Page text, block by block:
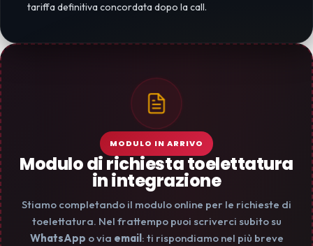
tariffa definitiva concordata dopo la call.
MODULO IN ARRIVO
Modulo di richiesta toelettatura
in integrazione
Stiamo completando il modulo online per le richieste di
toelettatura. Nel frattempo puoi scriverci subito su
WhatsApp o via email : ti rispondiamo nel più breve